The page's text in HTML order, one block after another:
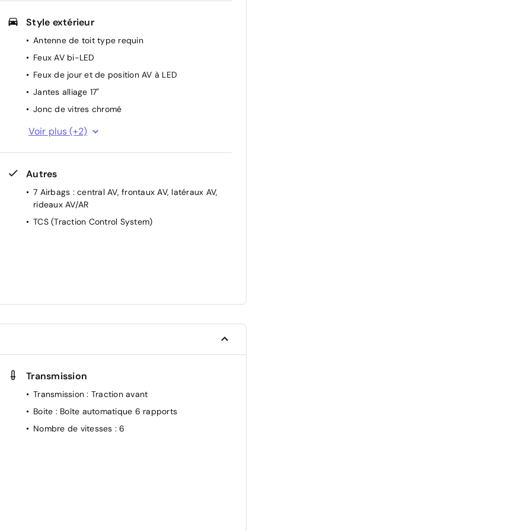
de mise à jour de la cartographie
Système multimédia avec écran couleur tactile
12,3" avec reconnaissance vocale en ligne
Style extérieur
Antenne de toit type requin
Feux AV bi-LED
Feux de jour et de position AV à LED
Jantes alliage 17"
Jonc de vitres chromé
Poignées de portes extérieures ton carroserie
Voir plus (+2)
Autres
7 Airbags : central AV, frontaux AV, latéraux AV,
rideaux AV/AR
TCS (Traction Control System)
Transmission
Transmission: Traction avant
Boite : Boîte automatique 6 rapports
Nombre de vitesses : 6